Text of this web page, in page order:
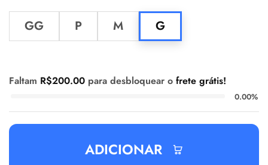
GG P M G
Faltam R$200.00 para desbloquear o frete grátis!
0.00%
ADICIONAR